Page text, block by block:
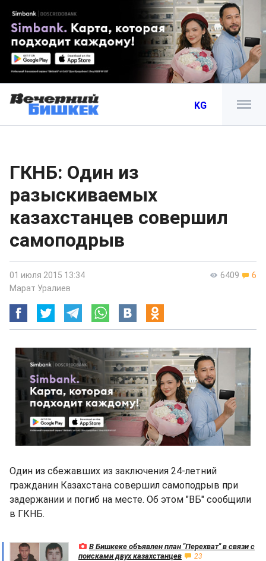
KG
ГКНБ: Один из
разыскиваемых
казахстанцев совершил
самоподрыв
6409 6
01 июля 2015 13:34
Марат Уралиев
Один из сбежавших из заключения 24-летний
гражданин Казахстана совершил самоподрыв при
задержании и погиб на месте. Об этом "ВБ" сообщили
в ГКНБ.
В Бишкеке объявлен план "Перехват" в связи с
поисками двух казахстанцев
23